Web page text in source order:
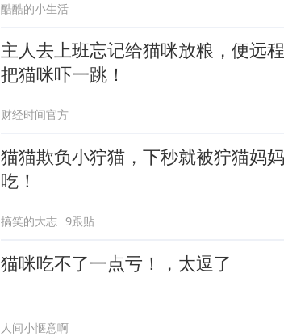
酷酷的小生活
主人去上班忘记给猫咪放粮，便远
把猫咪吓一跳！
财经时间官方
猫猫欺负小狞猫，下秒就被狞猫妈
吃！
搞笑的大志 9跟贴
猫咪吃不了一点亏！，太逗了
人间小惬意啊